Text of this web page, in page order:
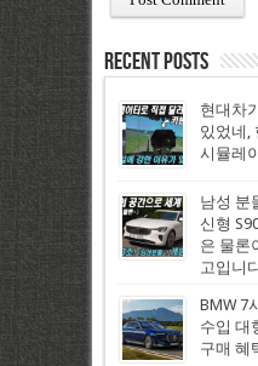
Recent Posts
현대차
있었네,
시뮬레
남성 분
신형
은 물론
고입니
BMW 7
수입 대
구매 혜